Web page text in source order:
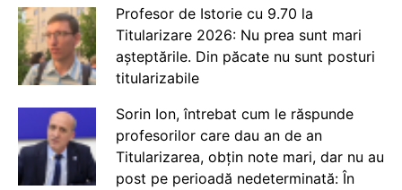
Profesor de Istorie cu 9.70 la
Titularizare 2026: Nu prea sunt mari
așteptările. Din păcate nu sunt posturi
titularizabile
Sorin Ion, întrebat cum le răspunde
profesorilor care dau an de an
Titularizarea, obțin note mari, dar nu au
post pe perioadă nedeterminată: În